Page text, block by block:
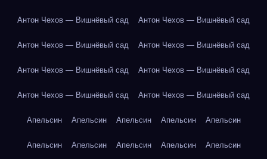
Антон Чехов — Вишнёвый сад Антон Чехов — Вишнёвый сад
Антон Чехов — Вишнёвый сад Антон Чехов — Вишнёвый сад
Антон Чехов — Вишнёвый сад Антон Чехов — Вишнёвый сад
Антон Чехов — Вишнёвый сад Антон Чехов — Вишнёвый сад
Апельсин Апельсин Апельсин Апельсин Апельсин
Апельсин Апельсин Апельсин Апельсин Апельсин